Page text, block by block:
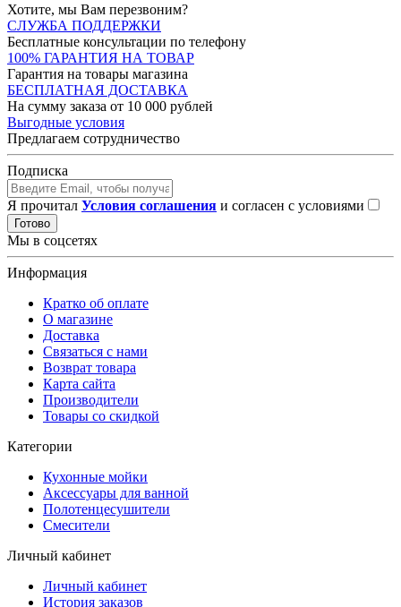
Хотите, мы Вам перезвоним?
СЛУЖБА ПОДДЕРЖКИ
Бесплатные консультации по телефону
100% ГАРАНТИЯ НА ТОВАР
Гарантия на товары магазина
БЕСПЛАТНАЯ ДОСТАВКА
На сумму заказа от 10 000 рублей
Выгодные условия
Предлагаем сотрудничество
Подписка
Я прочитал Условия соглашения и согласен с условиями
Готово
Мы в соцсетях
Информация
Кратко об оплате
О магазине
Доставка
Связаться с нами
Возврат товара
Карта сайта
Производители
Товары со скидкой
Категории
Кухонные мойки
Аксессуары для ванной
Полотенцесушители
Смесители
Личный кабинет
Личный кабинет
История заказов